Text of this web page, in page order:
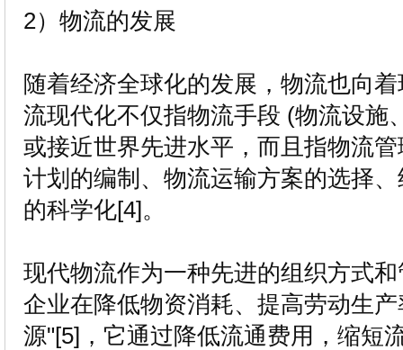
2）物流的发展
随着经济全球化的发展，物流也向
流现代化不仅指物流手段 (物流设施
或接近世界先进水平，而且指物流
计划的编制、物流运输方案的选择
的科学化[4]。
现代物流作为一种先进的组织方式
企业在降低物资消耗、提高劳动生
源"[5]，它通过降低流通费用，缩短